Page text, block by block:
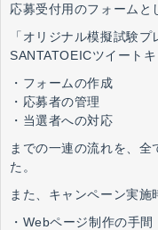
応募受付用のフォームと
「オリジナル模擬試験
SANTATOEICツイート
・フォームの作成
・応募者の管理
・当選者への対応
までの一連の流れを、
た。
また、キャンペーン実施
・Webページ制作の手間